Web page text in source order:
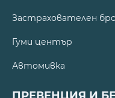
Застрахователен
Гуми център
Автомивка